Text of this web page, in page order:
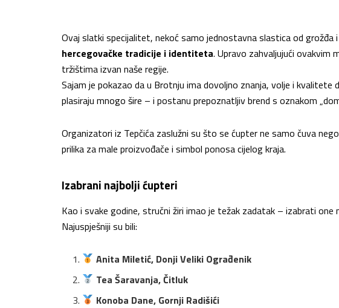
Ovaj slatki specijalitet, nekoć samo jednostavna slastica od grožđa
hercegovačke tradicije i identiteta. Upravo zahvaljujući ovakvim
tržištima izvan naše regije.
Sajam je pokazao da u Brotnju ima dovoljno znanja, volje i kvalitete
plasiraju mnogo šire – i postanu prepoznatljiv brend s oznakom
Organizatori iz Tepčića zaslužni su što se ćupter ne samo čuva
prilika za male proizvođače i simbol ponosa cijelog kraja.
Izabrani najbolji ćupteri
Kao i svake godine, stručni žiri imao je težak zadatak – izabrati one
Najuspješniji su bili:
Anita Miletić, Donji Veliki Ograđenik
Tea Šaravanja, Čitluk
Konoba Dane, Gornji Radišići